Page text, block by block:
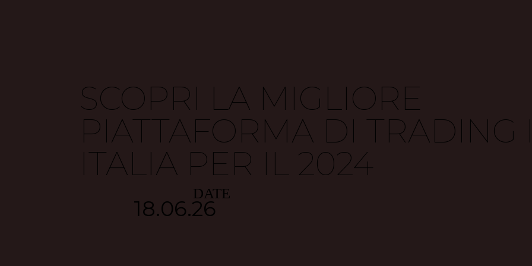
SCOPRI LA MIGLIORE
PIATTAFORMA DI TRADING
ITALIA PER IL 2024
DATE
18.06.26